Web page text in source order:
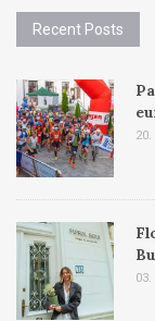
Recent Posts
03.